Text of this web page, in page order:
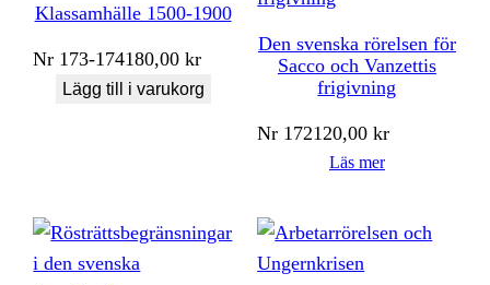
Klassamhälle 1500-1900
Nr 173-174180,00kr
Lägg till i varukorg
Den svenska rörelsen för
Sacco och Vanzettis
frigivning
Nr 172120,00kr
Läs mer